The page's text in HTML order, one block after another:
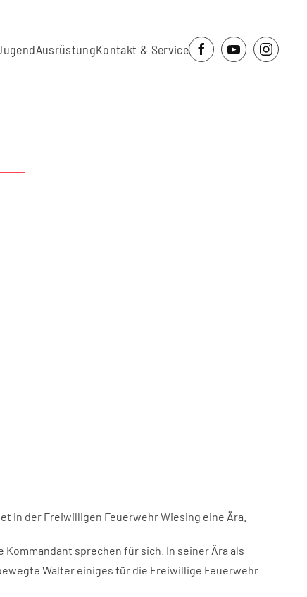
AusrüstungKontakt & Service
in der Freiwilligen Feuerwehr Wiesing eine Ära.
sprechen für sich. In seiner Ära als
Walter einiges für die Freiwillige Feuerwehr